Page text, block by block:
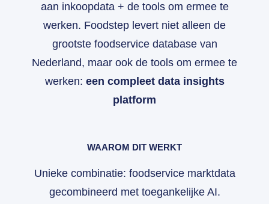
aan inkoopdata + de tools om ermee te
werken. Foodstep levert niet alleen de
grootste foodservice database van
Nederland, maar ook de tools om ermee te
werken: een compleet data insights
platform
WAAROM DIT WERKT
Unieke combinatie: foodservice marktdata
gecombineerd met toegankelijke AI.